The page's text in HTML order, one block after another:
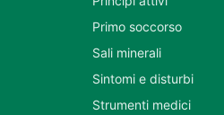
Primo soccorso
Sali minerali
Sintomi e disturbi
Strumenti medici